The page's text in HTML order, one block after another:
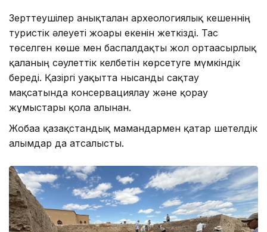
Зерттеушілер анықталған археологиялық кешеннің
туристік әлеуеті жоғары екенін жеткізді. Тас
төселген көше мен баспалдақты жол ортағасырлық
қаланың сәулеттік келбетін көрсетуге мүмкіндік
береді. Қазіргі уақытта нысанды сақтау
мақсатында консервациялау және қорғау
жұмыстары қолға алынған.
Жобаға қазақстандық мамандармен қатар шетелдік
ғалымдар да атсалысты.